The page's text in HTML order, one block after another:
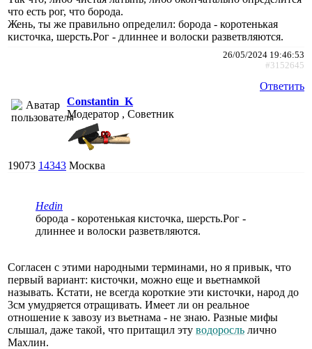
что есть рог, что борода.
Жень, ты же правильно определил: борода - коротенькая
кисточка, шерсть.Рог - длиннее и волоски разветвляются.
26/05/2024 19:46:53
#3152645
Ответить
Constantin_K
Модератор , Советник
19073 14343 Москва
Hedin
борода - коротенькая кисточка, шерсть.Рог -
длиннее и волоски разветвляются.
Согласен с этими народными терминами, но я привык, что
первый вариант: кисточки, можно еще и вьетнамкой
называть. Кстати, не всегда короткие эти кисточки, народ до
3см умудряется отращивать. Имеет ли он реальное
отношение к завозу из вьетнама - не знаю. Разные мифы
слышал, даже такой, что притащил эту водоросль лично
Махлин.